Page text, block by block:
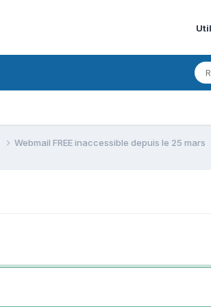
Webmail FREE inaccessible depuis le 25 mars